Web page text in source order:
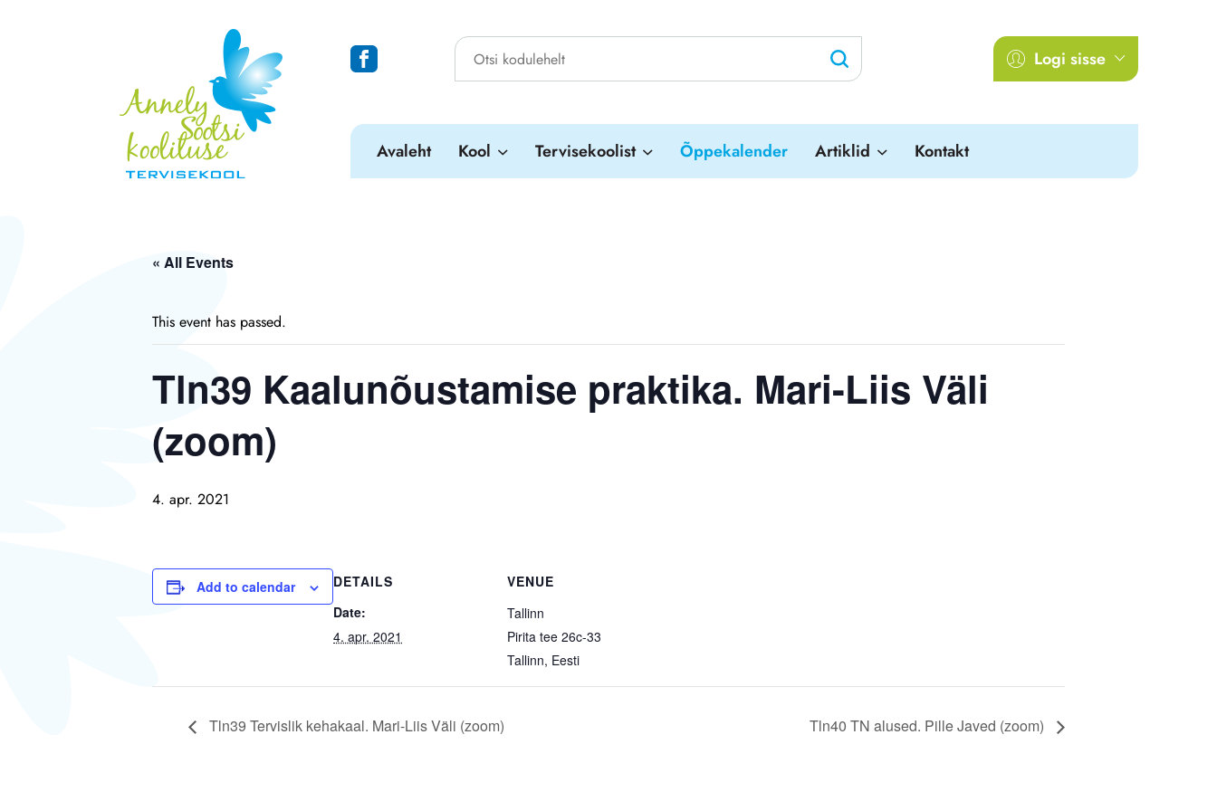
Logi sisse
Avaleht Kool Tervisekoolist Õppekalender Artiklid Kontakt
« All Events
This event has passed.
Tln39 Kaalunõustamise praktika. Mari-Liis Väli
(zoom)
4. apr. 2021
Add to calendar
DETAILS
Date:
4. apr. 2021
VENUE
Tallinn
Pirita tee 26c-33
Tallinn, Eesti
Tln39 Tervislik kehakaal. Mari-Liis Väli (zoom) Tln40 TN alused. Pille Javed (zoom)